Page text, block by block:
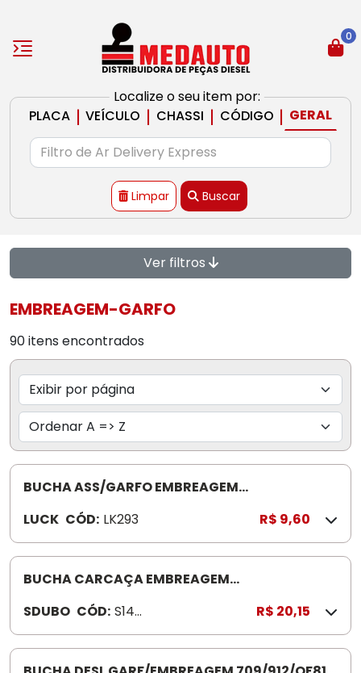
Localize o seu item por:
PLACA | VEÍCULO | CHASSI | CÓDIGO | GERAL
Limpar Buscar
0
Ver filtros
EMBREAGEM-GARFO
90 itens encontrados
BUCHA ASS/GARFO EMBREAGEM
LUCK CÓD: LK293 R$ 9,60
BUCHA CARCAÇA EMBREAGEM
SDUBO CÓD: S146
0
R$ 20,15